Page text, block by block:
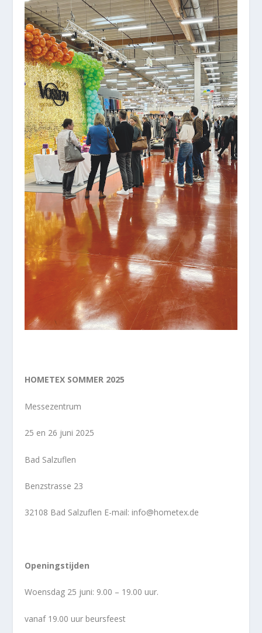
HOMETEX SOMMER 2025
Messezentrum
25 en 26 juni 2025
Bad Salzuflen
Benzstrasse 23
32108 Bad Salzuflen E-mail: info@hometex.de
Openingstijden
Woensdag 25 juni: 9.00 – 19.00 uur.
vanaf 19.00 uur beursfeest